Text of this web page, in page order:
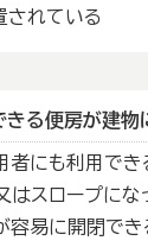
されている
る便房が建物
にも利用でき
はスロープにな
容易に開閉で